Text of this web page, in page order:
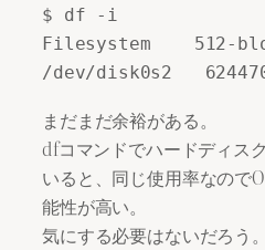
$ df -i
Filesystem    512-
まだまだ余裕がある。
dfコマンドでハードディス
いると、同じ使用率なので
能性が高い。
気にする必要はないだろう。